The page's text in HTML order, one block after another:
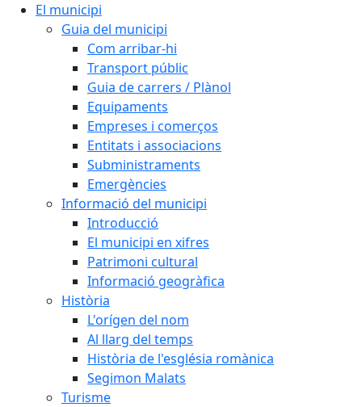
El municipi
Guia del municipi
Com arribar-hi
Transport públic
Guia de carrers / Plànol
Equipaments
Empreses i comerços
Entitats i associacions
Subministraments
Emergències
Informació del municipi
Introducció
El municipi en xifres
Patrimoni cultural
Informació geogràfica
Història
L'orígen del nom
Al llarg del temps
Història de l'església romànica
Segimon Malats
Turisme